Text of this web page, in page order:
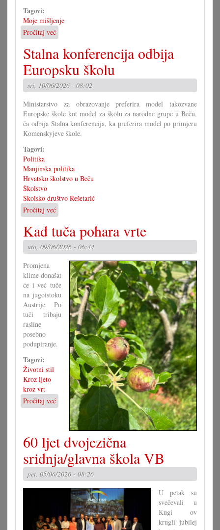
Tagovi:
Moje mišljenje
Pročitaj već
Komenskyjeva
škola
je
europska
škola
Stalna konferencija odbija
Europsku školu
sri, 10/06/2026 - 08:02
Ministarstvo za obrazovanje preferira model takozvane
Europske škole kot model za školu za narodne grupe u Beču,
ča odbija Stalna konferencija, ka preferira model po primjeru
Komenskyjeve škole.
Tagovi:
Politika
Manjinska politika
Hrvatsko školstvo u Beču
Školstvo
Školsko društvo Rešetarić
Pročitaj već
Stalna
konferencija
odbija
Europsku
školu
Kad tuča pohara vrte
uto, 09/06/2026 - 06:44
Promjena
klime donašat
će i već tuče
na jugoistoku
Austrije. Po
tuči tribaju
rasline
posebno
podupiranje.
Tagovi:
Životni stil
Kroz ljeto
kroz vrt
Pročitaj već
Kad
pohara
vrte
60 ljet dvojezična
sridnja/glavna škola VB
pet, 05/06/2026 - 08:26
U petak su
svečevali u
Kugi ov
krugli jubilej